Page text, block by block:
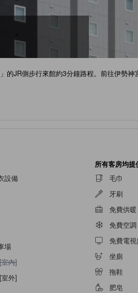
的JR側步行來館約3分鐘路程。前往伊勢
設備
場
內]不適用
內]
外]
所有客房均提
毛巾
牙刷
免費供暖
免費空調
免費電
坐廁
拖鞋
肥皂